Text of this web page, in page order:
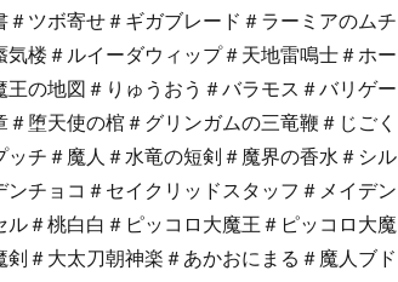
ツボ寄せ＃ギガブレード＃ラーミアのムチ
楼＃ルイーダウィップ＃天地雷鳴士＃ホー
の地図＃りゅうおう＃バラモス＃バリゲー
堕天使の棺＃グリンガムの三竜鞭＃じごく
チ＃魔人＃水竜の短剣＃魔界の香水＃シル
チョコ＃セイクリッドスタッフ＃メイデン
＃桃白白＃ピッコロ大魔王＃ピッコロ大魔
＃大太刀朝神楽＃あかおにまる＃魔人ブド